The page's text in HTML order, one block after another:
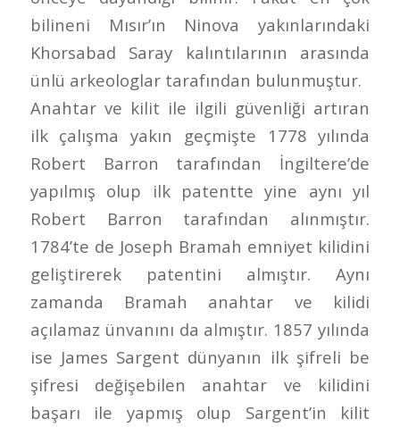
bilineni Mısır’ın Ninova yakınlarındaki
Khorsabad Saray kalıntılarının arasında
ünlü arkeologlar tarafından bulunmuştur.
Anahtar ve kilit ile ilgili güvenliği artıran
ilk çalışma yakın geçmişte 1778 yılında
Robert Barron tarafından İngiltere’de
yapılmış olup ilk patentte yine aynı yıl
Robert Barron tarafından alınmıştır.
1784’te de Joseph Bramah emniyet kilidini
geliştirerek patentini almıştır. Aynı
zamanda Bramah anahtar ve kilidi
açılamaz ünvanını da almıştır. 1857 yılında
ise James Sargent dünyanın ilk şifreli be
şifresi değişebilen anahtar ve kilidini
başarı ile yapmış olup Sargent’in kilit